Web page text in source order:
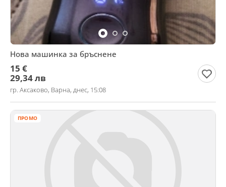
Нова машинка за бръснене
15 €
29,34 лв
гр. Аксаково, Варна, днес, 15:08
ПРОМО